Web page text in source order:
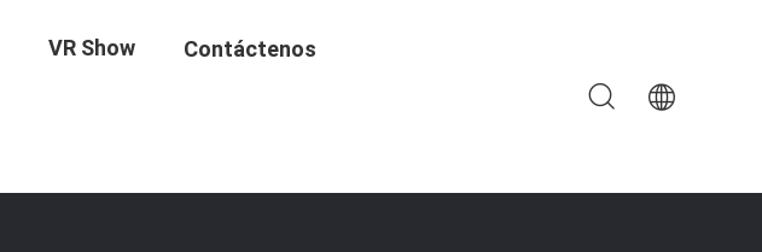
VR Show Contáctenos